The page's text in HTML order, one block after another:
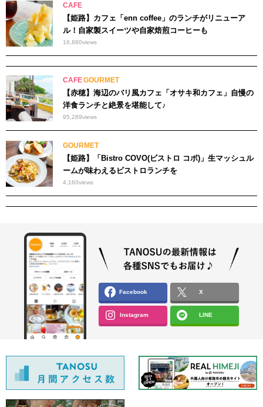
CAFE
【姫路】カフェ「enn coffee」のランチがリニューア
ル！自家製スイーツや自家焙煎コーヒーも
16,880views
CAFEGOURMET
【赤穂】海辺のバリ風カフェ「オサキ和カフェ」自慢の
洋食ランチと絶景を堪能して♪
95,289views
GOURMET
【姫路】「Bistro COVO(ビストロ コボ)」生マッシュル
ームが味わえるビストロランチを
4,160views
Facebook X
Instagram LINE